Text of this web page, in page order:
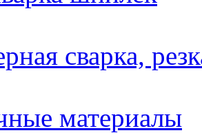
сварка,
материалы